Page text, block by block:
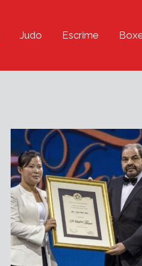
Judo Escrime